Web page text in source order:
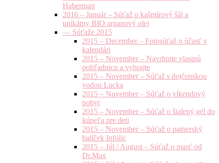
Haberman
2016 – Január – Súťaž o kašmírový šál a
unikátny BIO arganový olej
— Súťaže 2015
2015 – December – Fotosúťaž o účasť v
kalendári
2015 – November – Navrhnite vlastnú
pohľadnicu a vyhrajte
2015 – November – Súťaž s dojčenskou
vodou Lucka
2015 – November – Súťaž o víkendový
pobyt
2015 – November – Súťaž o šialený gél do
kúpeľa pre deti
2015 – November – Súťaž o patnerský
balíček Infolic
2015 – Júl / August – Súťaž o masť od
Dr.Max